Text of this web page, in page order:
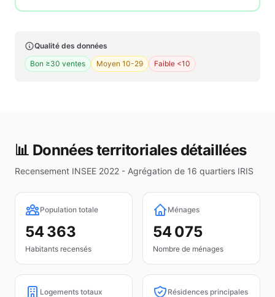
Qualité des données
Bon ≥30 ventes
Moyen 10-29 Faible <10
📊 Données territoriales détaillées
Recensement INSEE 2022 - Agrégation de 16 quartiers IRIS
Population totale
54 363
Habitants recensés
Ménages
54 075
Nombre de ménages
Logements totaux Résidences principales